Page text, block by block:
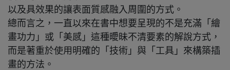
以及具效果的讓表面質感融入周圍的方式。
總而言之，一直以來在書中想要呈現的不是充滿「繪
畫功力」或「美感」這種曖昧不清要素的解說方式，
而是著重於使用明確的「技術」與「工具」來構築插
畫的方法。